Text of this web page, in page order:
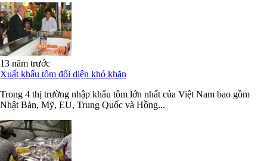
13 năm trước
Xuất khẩu tôm đối diện khó khăn
Trong 4 thị trường nhập khẩu tôm lớn nhất của Việt Nam bao gồm
Nhật Bản, Mỹ, EU, Trung Quốc và Hồng...